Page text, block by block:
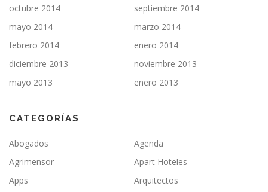
octubre 2014
septiembre 2014
mayo 2014
marzo 2014
febrero 2014
enero 2014
diciembre 2013
noviembre 2013
mayo 2013
enero 2013
CATEGORÍAS
Abogados
Agenda
Agrimensor
Apart Hoteles
Apps
Arquitectos